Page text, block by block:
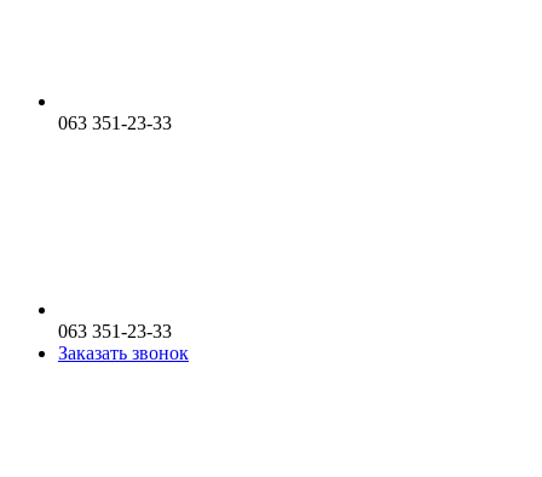
063 351-23-33
063 351-23-33
Заказать звонок